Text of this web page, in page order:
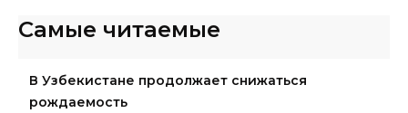
Самые читаемые
В Узбекистане продолжает снижаться
рождаемость